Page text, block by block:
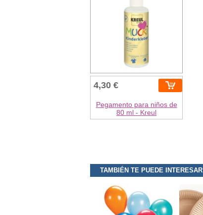
4,30 €
Pegamento para niños de
80 ml - Kreul
TAMBIÉN TE PUEDE INTERESAR